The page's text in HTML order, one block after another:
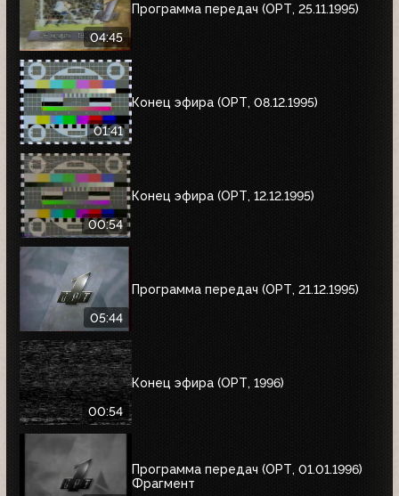
04:45
Программа передач (ОРТ, 25.11.1995)
01:41
Конец эфира (ОРТ, 08.12.1995)
00:54
Конец эфира (ОРТ, 12.12.1995)
05:44
Программа передач (ОРТ, 21.12.1995)
00:54
Конец эфира (ОРТ, 1996)
Программа передач (ОРТ, 01.01.1996)
Фрагмент